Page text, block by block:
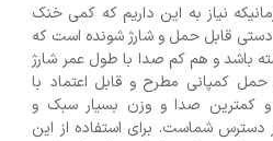
نیاز به این داریم که کمی خنک
دستی قابل حمل و شارژ شونده است که
باشد و هم کم صدا با طول عمر شارژ
حمل کمپانی مطرح و قابل اعتماد با
و کمترین صدا و وزن بسیار سبک و
دسترس شماست. برای استفاده از این